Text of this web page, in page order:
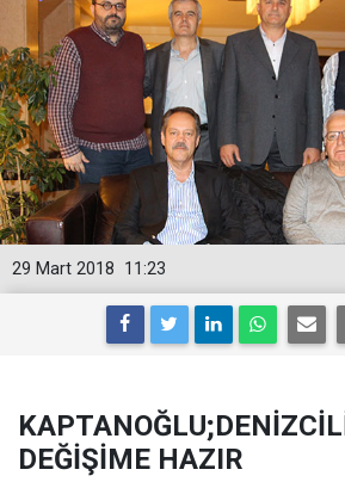
11:23
29 Mart 2018
DEĞİŞİME HAZIR